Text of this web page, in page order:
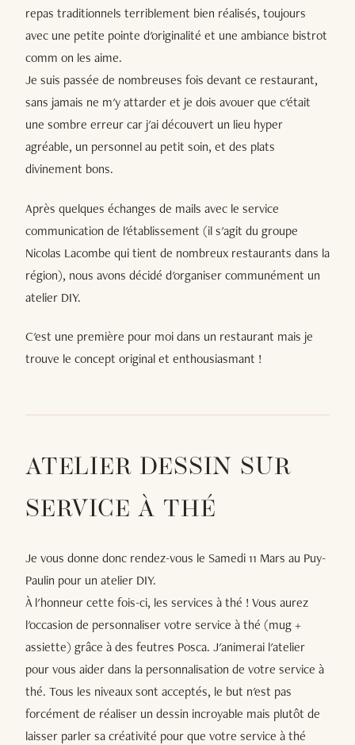
repas traditionnels terriblement bien réalisés, toujours
avec une petite pointe d'originalité et une ambiance bistrot
comm on les aime.
Je suis passée de nombreuses fois devant ce restaurant,
sans jamais ne m'y attarder et je dois avouer que c'était
une sombre erreur car j'ai découvert un lieu hyper
agréable, un personnel au petit soin, et des plats
divinement bons.
Après quelques échanges de mails avec le service
communication de l'établissement (il s'agit du groupe
Nicolas Lacombe qui tient de nombreux restaurants dans la
région), nous avons décidé d'organiser communément un
atelier DIY.
C'est une première pour moi dans un restaurant mais je
trouve le concept original et enthousiasmant !
ATELIER DESSIN SUR
SERVICE À THÉ
Je vous donne donc rendez-vous le Samedi 11 Mars au Puy-
Paulin pour un atelier DIY.
À l'honneur cette fois-ci, les services à thé ! Vous aurez
l'occasion de personnaliser votre service à thé (mug +
assiette) grâce à des feutres Posca. J'animerai l'atelier
pour vous aider dans la personnalisation de votre service à
thé. Tous les niveaux sont acceptés, le but n'est pas
forcément de réaliser un dessin incroyable mais plutôt de
laisser parler sa créativité pour que votre service à thé